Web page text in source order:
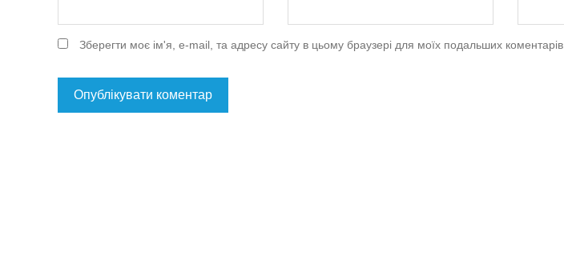
Зберегти моє ім'я, e-mail, та адресу сайту в цьому браузері для моїх подальших коментарів.